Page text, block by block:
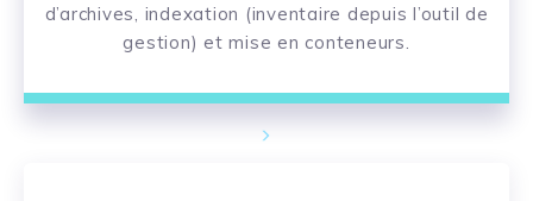
d’archives, indexation (inventaire depuis l’outil de
gestion) et mise en conteneurs.